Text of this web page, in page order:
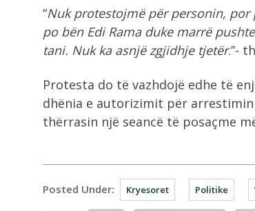
“Nuk protestojmë për personin,
po bën Edi Rama duke marrë
tani. Nuk ka asnjë zgjidhje tjetër.”-
Protesta do të vazhdojë edhe të
dhënia e autorizimit për
thërrasin një seancë të posaçme
Posted Under: Kryesoret Politike